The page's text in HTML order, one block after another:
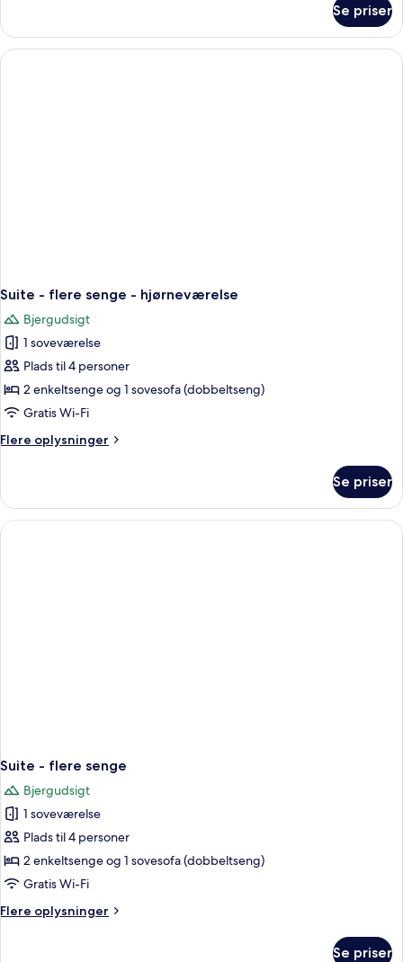
-
kingsize-
Se priser
Suite - flere senge - hjørneværelse
Bjergudsigt
1 soveværelse
Plads til 4 personer
2 enkeltsenge og 1 sovesofa (dobbeltseng)
Gratis Wi-Fi
Flere oplysninger
Flere
-
flere
senge
Se priser
Suite - flere senge
Bjergudsigt
1 soveværelse
Plads til 4 personer
2 enkeltsenge og 1 sovesofa (dobbeltseng)
Gratis Wi-Fi
Flere oplysninger
Flere
Se priser